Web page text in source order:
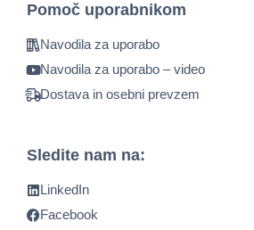
Pomoč uporabnikom
Navodila za uporabo
Navodila za uporabo – video
Dostava in osebni prevzem
Sledite nam na:
LinkedIn
Facebook